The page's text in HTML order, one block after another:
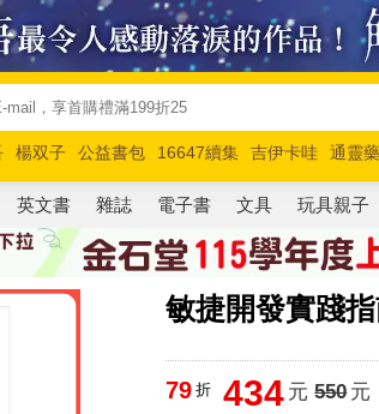
楊双子 公益書包 16647續集 吉伊卡哇
通靈
攤新作 馬斯克 玩具總動員5 超慢跑
英文書 雜誌 電子書 文具 玩具親子
敏捷開發實踐
79 折 434 元 550元